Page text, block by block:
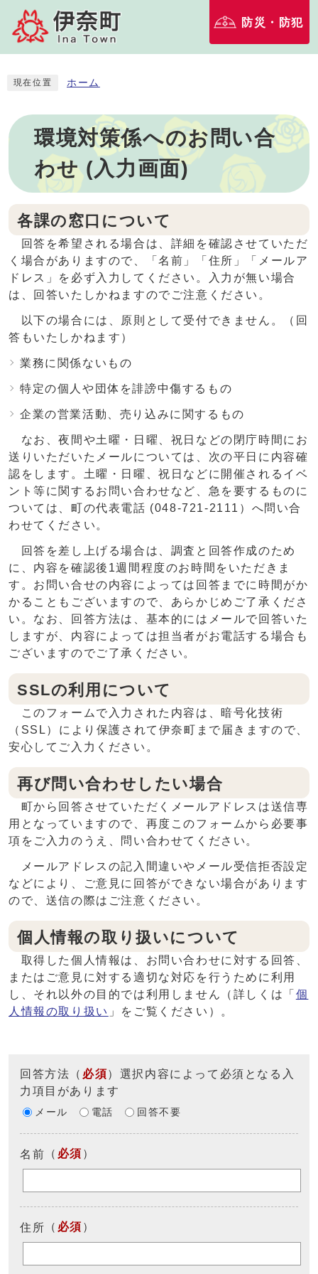
防災・防犯
現在位置 ホーム
環境対策係へのお問い合
わせ (入力画面)
各課の窓口について
回答を希望される場合は、詳細を確認させていただ
く場合がありますので、「名前」「住所」「メールア
ドレス」を必ず入力してください。入力が無い場合
は、回答いたしかねますのでご注意ください。
以下の場合には、原則として受付できません。（回
答もいたしかねます）
業務に関係ないもの
特定の個人や団体を誹謗中傷するもの
企業の営業活動、売り込みに関するもの
なお、夜間や土曜・日曜、祝日などの閉庁時間にお
送りいただいたメールについては、次の平日に内容確
認をします。土曜・日曜、祝日などに開催されるイベ
ント等に関するお問い合わせなど、急を要するものに
ついては、町の代表電話 (048-721-2111）へ問い合
わせてください。
回答を差し上げる場合は、調査と回答作成のため
に、内容を確認後1週間程度のお時間をいただきま
す。お問い合せの内容によっては回答までに時間がか
かることもございますので、あらかじめご了承くださ
い。なお、回答方法は、基本的にはメールで回答いた
しますが、内容によっては担当者がお電話する場合も
ございますのでご了承ください。
SSLの利用について
このフォームで入力された内容は、暗号化技術
（SSL）により保護されて伊奈町まで届きますので、
安心してご入力ください。
再び問い合わせしたい場合
町から回答させていただくメールアドレスは送信専
用となっていますので、再度このフォームから必要事
項をご入力のうえ、問い合わせてください。
メールアドレスの記入間違いやメール受信拒否設定
などにより、ご意見に回答ができない場合があります
ので、送信の際はご注意ください。
個人情報の取り扱いについて
取得した個人情報は、お問い合わせに対する回答、
またはご意見に対する適切な対応を行うために利用
し、それ以外の目的では利用しません（詳しくは「 個
人情報の取り扱い 」をご覧ください）。
回答方法 （ 必須）選択内容によって必須となる入
力項目があります
メール 電話 回答不要
名前 （ 必須 ）
住所 （ 必須 ）